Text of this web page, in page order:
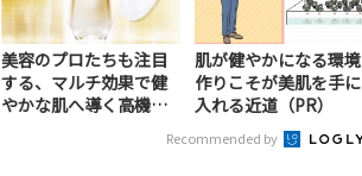
美容のプロたちも注目
する、マルチ効果で健
やかな肌へ導く高機能
肌が健やかになる環境
作りこそが美肌を手に
入れる近道（PR）
Recommended by